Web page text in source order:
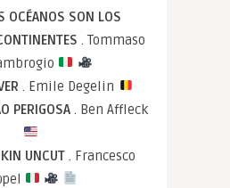
OCÉANOS SON LOS
. Tommaso
. Emile Degelin
PERIGOSA . Ben Affleck
UNCUT . Francesco